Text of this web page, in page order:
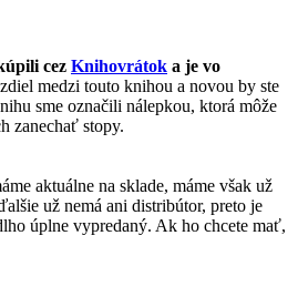
cez Knihovrátok a je vo
medzi touto knihou a novou by ste
sme označili nálepkou, ktorá môže
zanechať stopy.
aktuálne na sklade, máme však už
už nemá ani distribútor, preto je
úplne vypredaný. Ak ho chcete mať,